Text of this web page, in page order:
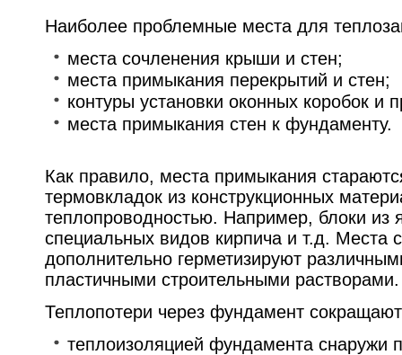
Наиболее проблемные места для
места сочленения крыши и стен;
места примыкания перекрытий и стен;
контуры установки оконных коробок и
места примыкания стен к фундаменту.
Как правило, места примыкания
термовкладок из конструкционных
теплопроводностью. Например, блоки из
специальных видов кирпича и т.д. Места
дополнительно герметизируют
пластичными строительными растворами.
Теплопотери через фундамент
теплоизоляцией фундамента снаружи